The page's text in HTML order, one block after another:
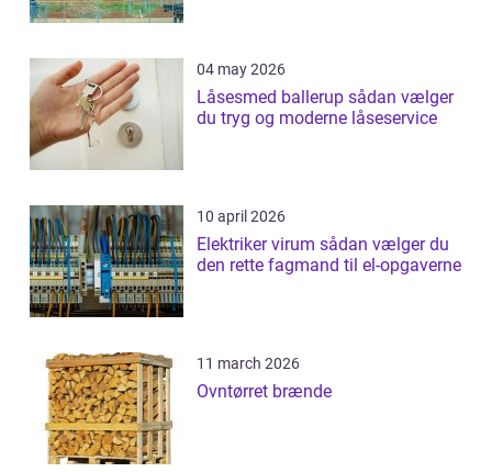
04 may 2026
Låsesmed ballerup sådan vælger
du tryg og moderne låseservice
10 april 2026
Elektriker virum sådan vælger du
den rette fagmand til el-opgaverne
11 march 2026
Ovntørret brænde